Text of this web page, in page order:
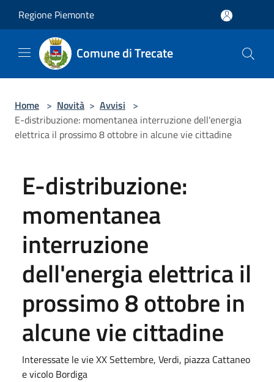
Regione Piemonte
Comune di Trecate
Home > Novità > Avvisi >
E-distribuzione: momentanea interruzione dell'energia
elettrica il prossimo 8 ottobre in alcune vie cittadine
E-distribuzione:
momentanea
interruzione
dell'energia elettrica il
prossimo 8 ottobre in
alcune vie cittadine
Interessate le vie XX Settembre, Verdi, piazza Cattaneo
e vicolo Bordiga